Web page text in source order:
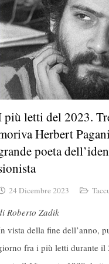
più letti del 2023.
Herbert
poeta
24 Dicembre 2023
Roberto Zadik
vista della fine dell’anno,
fra i più letti durante il